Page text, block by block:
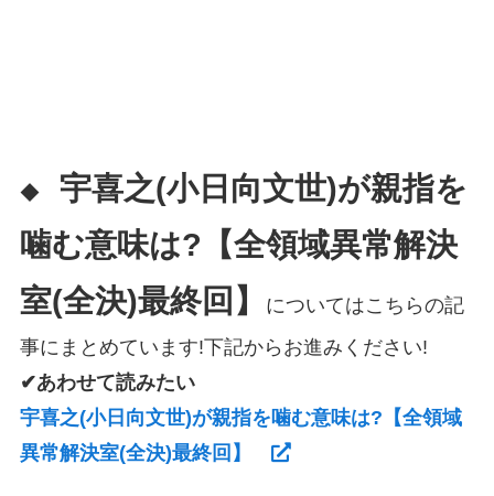
◆ 宇喜之(小日向文世)が親指を
噛む意味は?【全領域異常解決
室(全決)最終回】
についてはこちらの記
事にまとめています!下記からお進みください!
✔あわせて読みたい
宇喜之(小日向文世)が親指を噛む意味は?【全領域
異常解決室(全決)最終回】